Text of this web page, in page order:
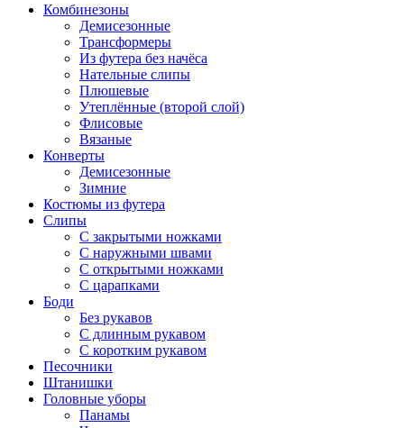
Комбинезоны
Демисезонные
Трансформеры
Из футера без начёса
Нательные слипы
Плюшевые
Утеплённые (второй слой)
Флисовые
Вязаные
Конверты
Демисезонные
Зимние
Костюмы из футера
Слипы
С закрытыми ножками
С наружными швами
С открытыми ножками
С царапками
Боди
Без рукавов
С длинным рукавом
С коротким рукавом
Песочники
Штанишки
Головные уборы
Панамы